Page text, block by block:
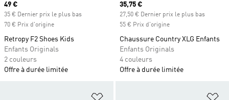
Prix actuel
49 €
35 € Dernier prix le plus bas
70 € Prix d'origine
Retropy F2 Shoes Kids
Enfants Originals
2 couleurs
Offre à durée limitée
Prix actuel
35,75 €
27,50 € Dernier prix le plus bas
55 € Prix d'origine
Chaussure Country XLG Enfants
Enfants Originals
4 couleurs
Offre à durée limitée
Ajouter à la Liste de produits